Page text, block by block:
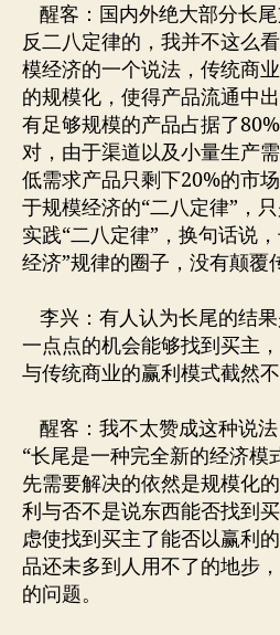
醒客：国内外绝大部分长
反二八定律的，我并不这么
模经济的一个说法，传统商
的规模化，使得产品流通中
有足够规模的产品占据了
对，由于渠道以及小量生产
低需求产品只剩下20%的市
于规模经济的“二八定律”，
实践“二八定律”，换句话说
经济”规律的圈子，没有颠覆
李兴：有人认为长尾的结
一点点的机会能够找到买主
与传统商业的赢利模式截然
醒客：我不太赞成这种说
“长尾是一种完全新的经济模
先需要解决的依然是规模化
利与否不是说东西能否找到
虑使找到买主了能否以赢利
品还未多到人用不了的地步
的问题。